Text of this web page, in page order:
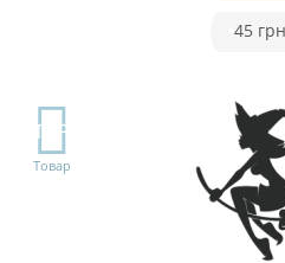
45
TOP
Товар